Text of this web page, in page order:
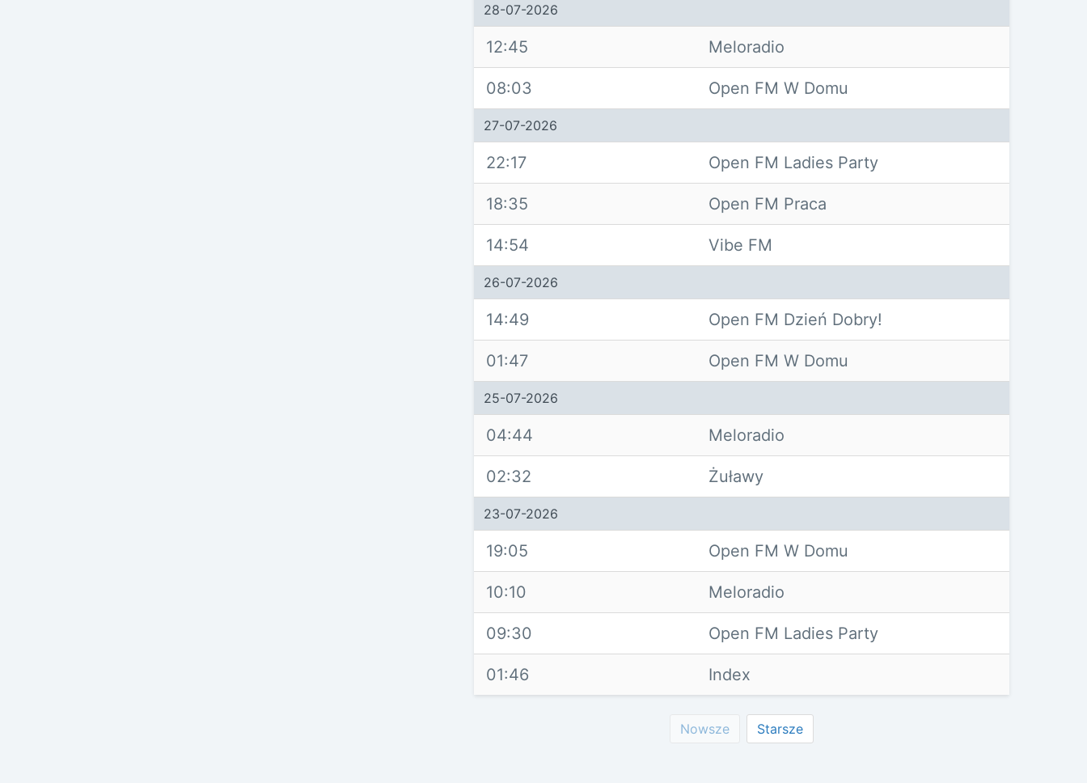
28-07-2026
12:45 Meloradio
08:03 Open FM W Domu
27-07-2026
22:17 Open FM Ladies Party
18:35 Open FM Praca
14:54 Vibe FM
26-07-2026
14:49 Open FM Dzień Dobry!
01:47 Open FM W Domu
25-07-2026
04:44 Meloradio
02:32 Żuławy
23-07-2026
19:05 Open FM W Domu
10:10 Meloradio
09:30 Open FM Ladies Party
01:46 Index
Nowsze Starsze